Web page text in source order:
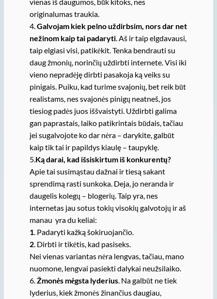
originalumas traukia.
4.Galvojam kiek pelno uždirbsim, nors dar net
nežinom kaip tai padaryti. Aš ir taip elgdavausi,
taip elgiasi visi, patikėkit. Tenka bendrauti su
daug žmonių, norinčių uždirbti internete. Visi iki
vieno nepradėję dirbti pasakoja ką veiks su
pinigais. Puiku, kad turime svajonių, bet reik būt
realistams, nes svajonės pinigų neatneš, jos
tiesiog padės juos iššvaistyti. Uždirbti galima
gan paprastais, laiko patikrintais būdais, tačiau
jei sugalvojote ko dar nėra – darykite, galbūt
kaip tik tai ir papildys kiaulę – taupyklę.
5.Ką darai, kad išsiskirtum iš konkurentų?
Apie tai susimąstau dažnai ir tiesą sakant
sprendimą rasti sunkoka. Deja, jo neranda ir
daugelis kolegų – blogerių. Taip yra, nes
internetas jau sotus tokių visokių galvotojų ir aš
manau yra du keliai:
1. Padaryti kažką šokiruojančio.
2. Dirbti ir tikėtis, kad pasiseks.
Nei vienas variantas nėra lengvas, tačiau, mano
nuomone, lengvai pasiekti dalykai neužsilaiko.
6.Žmonės mėgsta lyderius. Na galbūt ne tiek
lyderius, kiek žmonės žinančius daugiau,